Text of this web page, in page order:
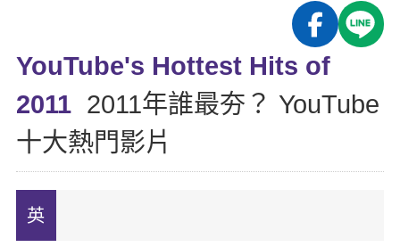
開口溜英文
旅遊英文
基礎字彙
情境閱讀
英語俱樂部
ECAM
Let's Talk
日語
韓語
西班牙語
更多
一對一家教
企業訓練
活動花絮
Recruiting
YouTube's Hottest Hits of
2011 2011年誰最夯？ YouTube
十大熱門影片